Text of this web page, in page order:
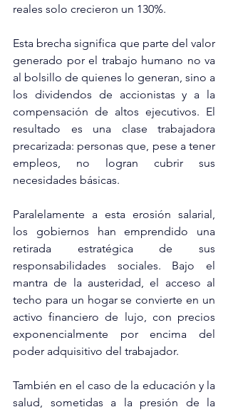
reales solo crecieron un 130%.
Esta brecha significa que parte del valor
generado por el trabajo humano no va
al bolsillo de quienes lo generan, sino a
los dividendos de accionistas y a la
compensación de altos ejecutivos. El
resultado es una clase trabajadora
precarizada: personas que, pese a tener
empleos, no logran cubrir sus
necesidades básicas.
Paralelamente a esta erosión salarial,
los gobiernos han emprendido una
retirada estratégica de sus
responsabilidades sociales. Bajo el
mantra de la austeridad, el acceso al
techo para un hogar se convierte en un
activo financiero de lujo, con precios
exponencialmente por encima del
poder adquisitivo del trabajador.
También en el caso de la educación y la
salud, sometidas a la presión de la